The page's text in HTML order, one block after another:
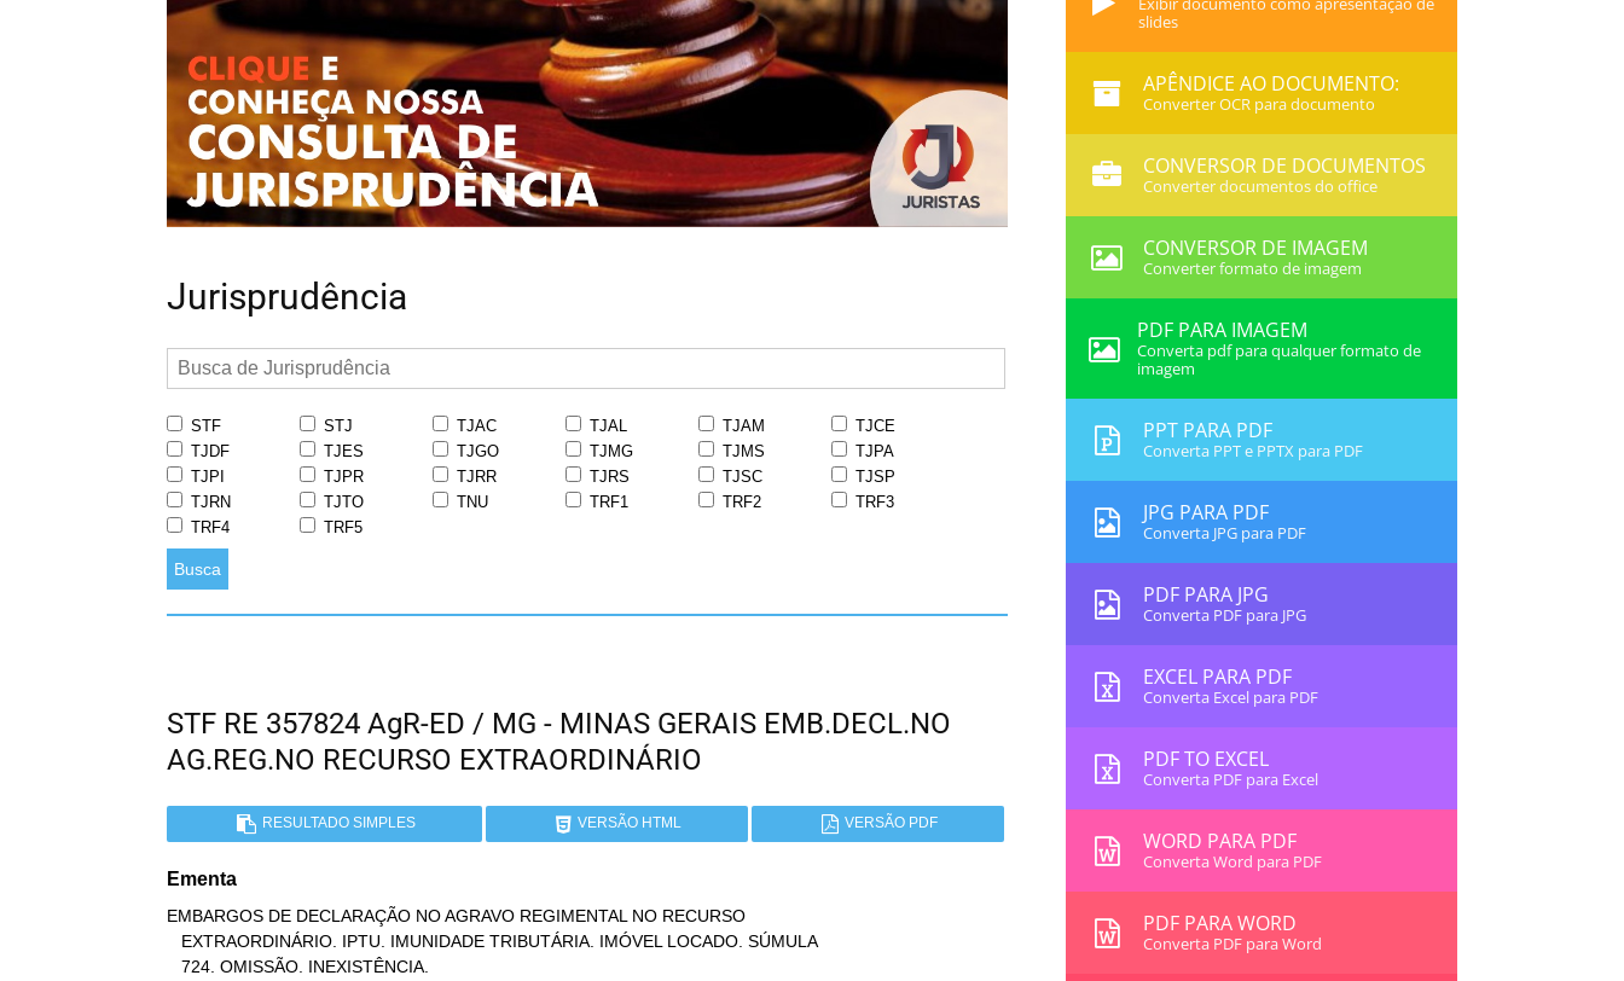
Jurisprudência
STF STJ TJAC TJAL TJAM
TJCE
TJDF
TJES TJGO TJMG TJMS
TJPA
TJPI
TJPR TJRR TJRS TJSC
TJSP
TJRN
TJTO TNU TRF1 TRF2
TRF3
TRF4
TRF5
Busca
STF RE 357824 AgR-ED / MG - MINAS GERAIS EMB.DECL.NO
AG.REG.NO RECURSO EXTRAORDINÁRIO
RESULTADO SIMPLES VERSÃO HTML VERSÃO PDF
Ementa
EMBARGOS DE DECLARAÇÃO NO AGRAVO REGIMENTAL NO RECURSO
slides
APÊNDICE AO DOCUMENTO:
Converter OCR para documento
CONVERSOR DE DOCUMENTOS
Converter documentos do office
CONVERSOR DE IMAGEM
Converter formato de imagem
PDF PARA IMAGEM
Converta pdf para qualquer formato de
imagem
PPT PARA PDF
Converta PPT e PPTX para PDF
JPG PARA PDF
Converta JPG para PDF
PDF PARA JPG
Converta PDF para JPG
EXCEL PARA PDF
Converta Excel para PDF
PDF TO EXCEL
Converta PDF para Excel
WORD PARA PDF
Converta Word para PDF
PDF PARA WORD
Converta PDF para Word